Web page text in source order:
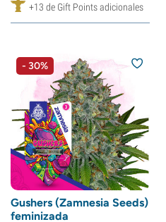
+13 de Gift Points adicionales
- 30%
Gushers (Zamnesia Seeds)
feminizada